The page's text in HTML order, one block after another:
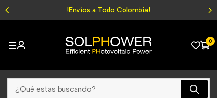
!Envíos a Todo Colombia!
0